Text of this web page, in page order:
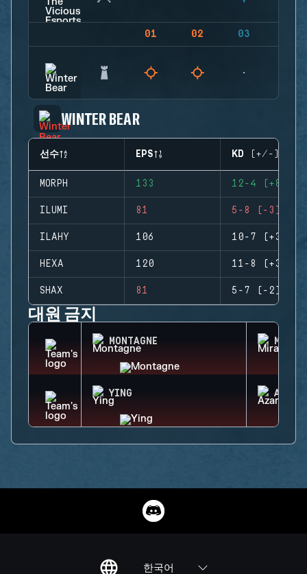
01 02 03
WINTER BEAR
선수 EPS KD (+/-)
MORPH 133 12-4 (+8)
ILUMI 81 5-8 (-3)
ILAHY 106 10-7 (+3)
HEXA 120 11-8 (+3)
SHAX 81 5-7 (-2)
대원 금지
MONTAGNE MIRA
YING AZAMI
한국어